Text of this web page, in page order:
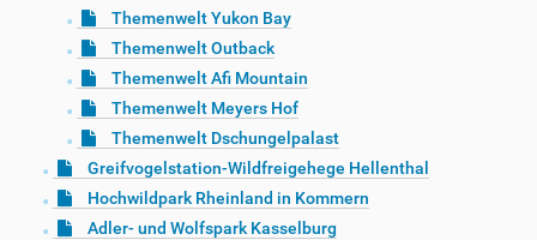
Themenwelt Yukon Bay
Themenwelt Outback
Themenwelt Afi Mountain
Themenwelt Meyers Hof
Themenwelt Dschungelpalast
Greifvogelstation-Wildfreigehege Hellenthal
Hochwildpark Rheinland in Kommern
Adler- und Wolfspark Kasselburg